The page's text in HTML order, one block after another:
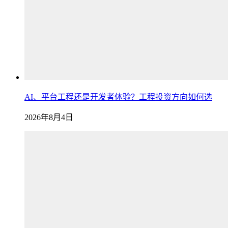
AI、平台工程还是开发者体验？工程投资方向如何选
2026年8月4日